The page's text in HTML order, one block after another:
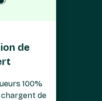
de
100%
chargent de